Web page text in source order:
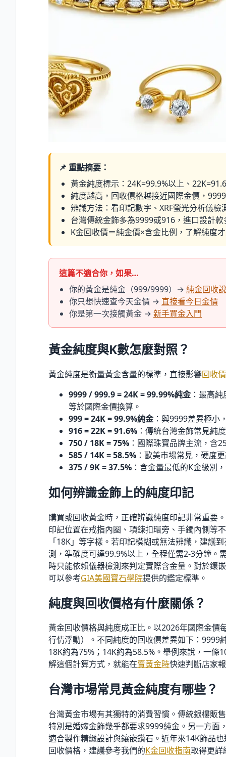
📌 重點摘要：
黃金純度標示：24K=99.9%以上、22K=91.6
純度越高，回收價格越接近國際金價，
辨識方法：看印記數字、XRF螢光分析儀檢
台灣傳統金飾多為9999或916，進口設計
K金回收價＝純金價×含金比例，了解純度
這篇不適合你，如果…
你的黃金是純金（999/9999）→ 純金回收
你只想快速查今天金價 → 直接看今日金價
你是第一次接觸黃金 → 新手買金入門
黃金純度與K數怎麼對照？
黃金純度是衡量黃金含量的標準，直接影響回收
9999 / 999.9 = 24K = 99.99%純金：最高純
等於國際金價換算。
999 = 24K = 99.9%純金：與9999差異極小
916 = 22K = 91.6% ：傳統台灣金飾常見純
750 / 18K = 75% ：國際珠寶品牌主流，含
585 / 14K = 58.5% ：歐美市場常見，硬度
375 / 9K = 37.5% ：含金量最低的K金級別
如何辨識金飾上的純度印記
購買或回收黃金時，正確辨識純度印記非常重要
印記位置在戒指內圈、項鍊扣環旁、手鐲內側等
「18K」等字樣。若印記模糊或無法辨識，建議
測，準確度可達99.9%以上，全程僅需2-3分鐘。
時只能依賴儀器檢測來判定實際含金量。對於鑲
可以參考GIA美國寶石學院提供的鑑定標準。
純度與回收價格有什麼關係？
黃金回收價格與純度成正比。以2026年國際金價
行情浮動）。不同純度的回收價差異如下：9999
18K約為75% ；14K約為58.5% 。舉例來說，一條
解這個計算方式，就能在賣黃金時快速判斷店家
台灣市場常見黃金純度有哪些？
台灣黃金市場有其獨特的消費習慣。傳統銀樓販
特別是婚嫁金飾幾乎都要求9999純金。另一方面
適合製作精緻設計與鑲嵌鑽石。近年來14K飾品
回收價格，建議參考我們的K金回收指南取得更詳